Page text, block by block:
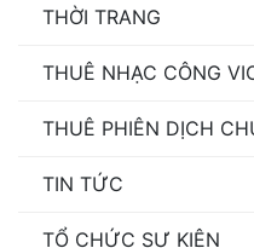
THỜI TRANG
THUÊ NHẠC CÔNG
THUÊ PHIÊN DỊCH
TIN TỨC
TỔ CHỨC SỰ KIỆN